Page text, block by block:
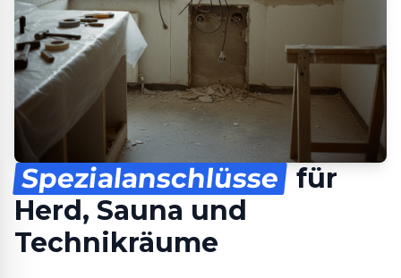
Spezialanschlüsse für
Herd, Sauna und
Technikräume